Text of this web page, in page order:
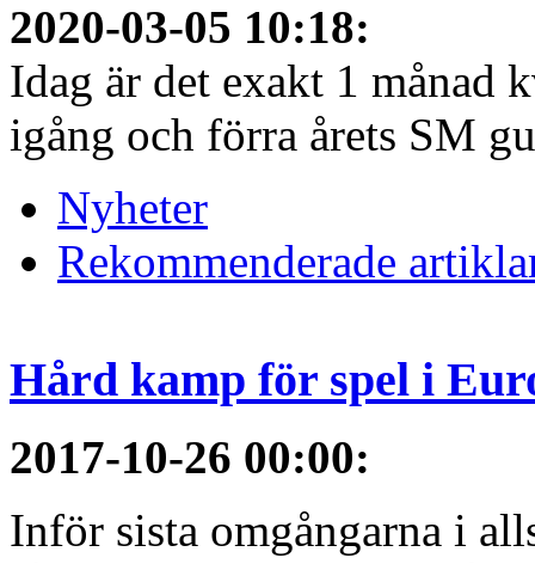
2020-03-05 10:18:
Idag är det exakt 1 månad
igång och förra årets SM
Nyheter
Rekommenderade
Hård kamp för spel i
2017-10-26 00:00:
Inför sista omgångarna i